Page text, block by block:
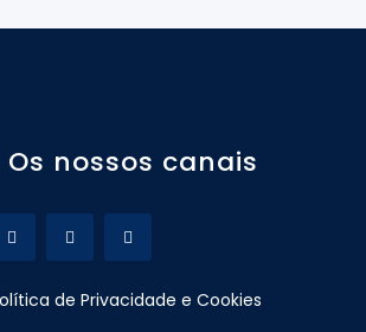
Os nossos canais
de Privacidade e Cookies